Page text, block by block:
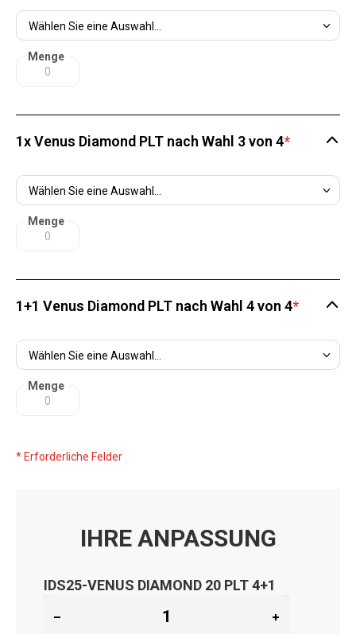
Menge
1x Venus Diamond PLT nach Wahl 3 von 4*
Menge
1+1 Venus Diamond PLT nach Wahl 4 von 4*
Menge
* Erforderliche Felder
IHRE ANPASSUNG
IDS25-VENUS DIAMOND 20 PLT 4+1